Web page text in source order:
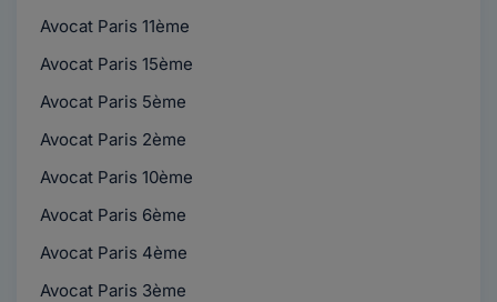
Avocat Paris 11ème
Avocat Paris 15ème
Avocat Paris 5ème
Avocat Paris 2ème
Avocat Paris 10ème
Avocat Paris 6ème
Avocat Paris 4ème
Avocat Paris 3ème